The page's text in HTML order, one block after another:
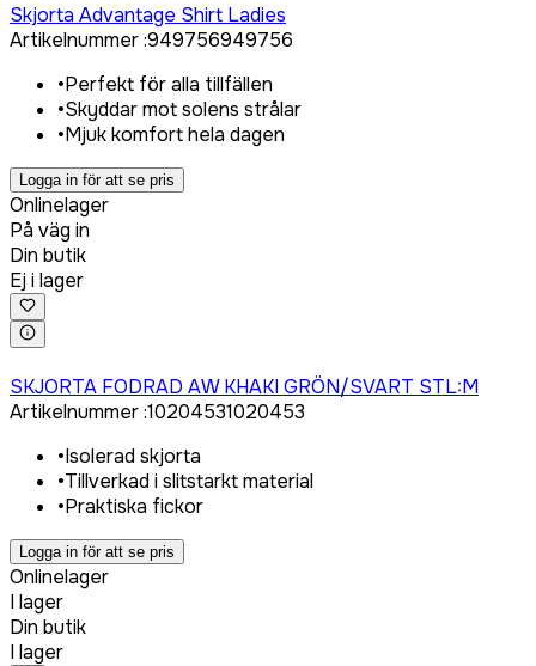
Skjorta Advantage Shirt Ladies
Artikelnummer:949756949756
•Perfekt för alla tillfällen
•Skyddar mot solens strålar
•Mjuk komfort hela dagen
Logga in för att se pris
Onlinelager
På väg in
Din butik
Ej i lager
SKJORTA FODRAD AW KHAKI GRÖN/SVART STL:M
Artikelnummer:10204531020453
•Isolerad skjorta
•Tillverkad i slitstarkt material
•Praktiska fickor
Logga in för att se pris
Onlinelager
I lager
Din butik
I lager